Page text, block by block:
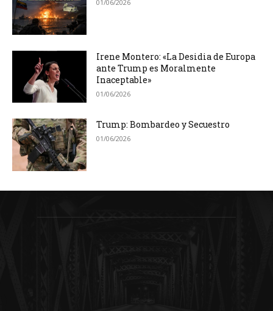
01/06/2026
Irene Montero: «La Desidia de Europa
ante Trump es Moralmente
Inaceptable»
01/06/2026
Trump: Bombardeo y Secuestro
01/06/2026